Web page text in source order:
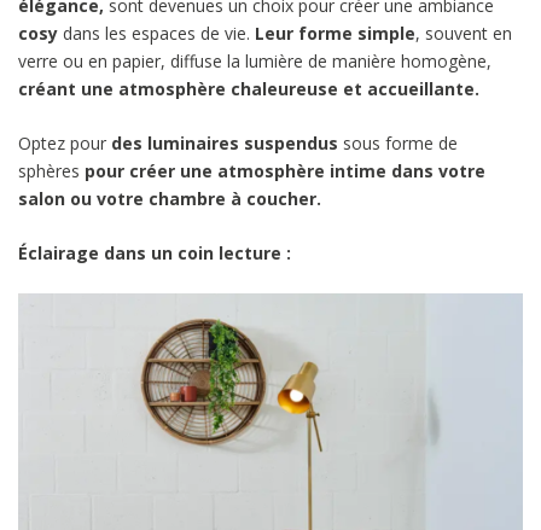
élégance, sont devenues un choix pour créer une ambiance
cosy dans les espaces de vie. Leur forme simple, souvent en
verre ou en papier, diffuse la lumière de manière homogène,
créant une atmosphère chaleureuse et accueillante.
Optez pour des luminaires suspendus sous forme de
sphères pour créer une atmosphère intime dans votre
salon ou votre chambre à coucher.
Éclairage dans un coin lecture :